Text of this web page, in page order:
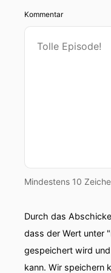
Kommentar
Mindestens 10
Durch das
dass der Wert unter
gespeichert wird
kann. Wir speichern